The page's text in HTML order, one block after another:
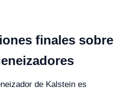
finales sobre
de Kalstein es